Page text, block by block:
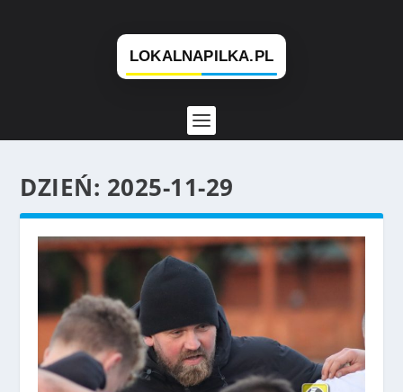
DZIEŃ: 2025-11-29